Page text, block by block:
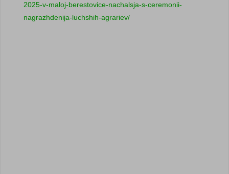
2025-v-maloj-berestovice-nachalsja-s-ceremonii-
nagrazhdenija-luchshih-agrariev/